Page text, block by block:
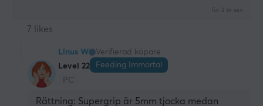
för 2 år sen
7 likes
Linus W
Verifierad köpare
Level 22
Feeding Immortal
PC
Rättning: Supergrip är 5mm tjocka medan